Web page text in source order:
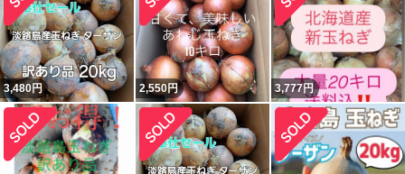
3,480円 2,550円 3,777円